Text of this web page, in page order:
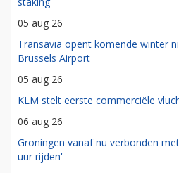
05 aug 26
Transavia opent komende winter
Brussels Airport
05 aug 26
KLM stelt eerste commerciële
06 aug 26
Groningen vanaf nu verbonden
uur rijden'